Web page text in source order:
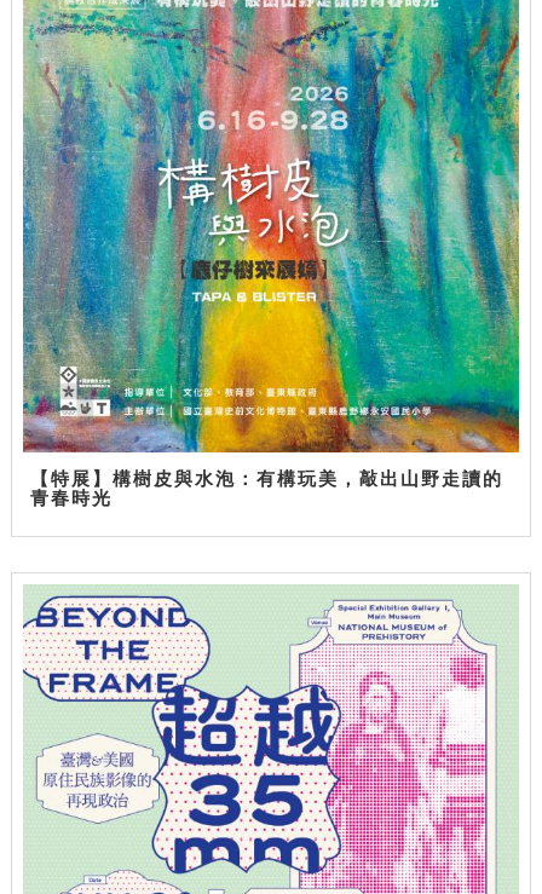
【特展】構樹皮與水泡：有構玩美，敲出山野走讀的
青春時光